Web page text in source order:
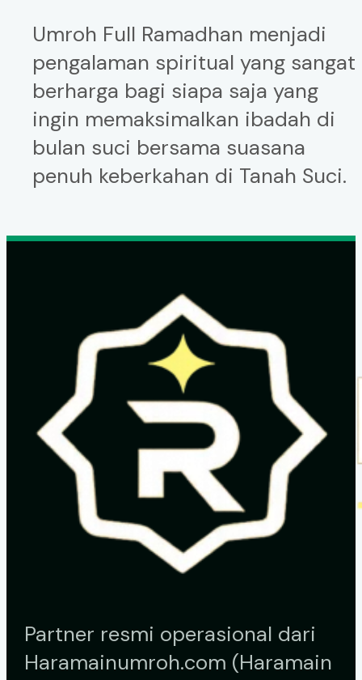
Umroh Full Ramadhan menjadi
pengalaman spiritual yang sangat
berharga bagi siapa saja yang
ingin memaksimalkan ibadah di
bulan suci bersama suasana
penuh keberkahan di Tanah Suci.
Partner resmi operasional dari
Haramainumroh.com (Haramain